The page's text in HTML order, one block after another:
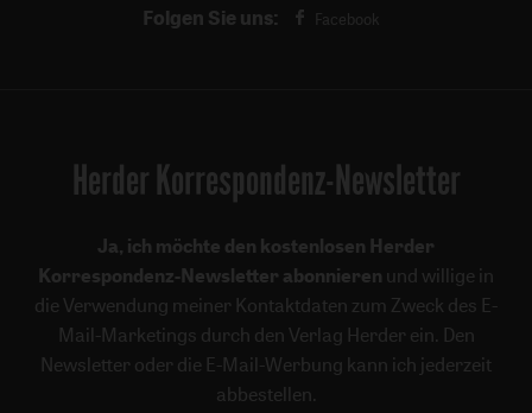
Folgen Sie uns: Facebook
Herder Korrespondenz-Newsletter
Ja, ich möchte den kostenlosen Herder
Korrespondenz-Newsletter abonnieren und willige in
die Verwendung meiner Kontaktdaten zum Zweck des E-
Mail-Marketings durch den Verlag Herder ein. Den
Newsletter oder die E-Mail-Werbung kann ich jederzeit
abbestellen.